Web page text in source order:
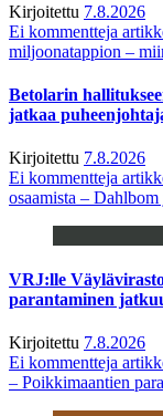
Kirjoitettu 7.8.2026
Ei kommentteja
miljoonatappion –
Betolarin
jatkaa
Kirjoitettu 7.8.2026
Ei kommentteja
osaamista –
VRJ:lle
parantaminen
Kirjoitettu 7.8.2026
Ei kommentteja
– Poikkimaantien